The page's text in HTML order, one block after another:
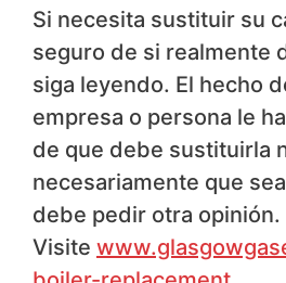
Si necesita sustituir su
seguro de si realmente
siga leyendo. El hecho
empresa o persona le
de que debe sustituirla
necesariamente que
debe pedir otra opinión.
Visite